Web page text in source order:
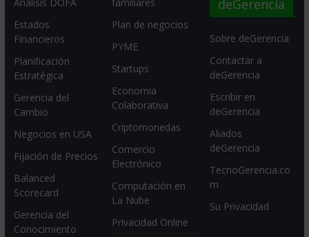
Estados
Financieros
Planificación
Estratégica
Gerencia del
Cambio
Negocios en USA
Fijación de Precios
Balanced
Scorecard
Gerencia del
Conocimiento
Plan de negocios
PYME
Startups
Economia
Colaborativa
Criptomonedas
Comercio
Electrónico
Computación en
La Nube
Privacidad Online
deGerencia
Sobre deGerencia
Contactar a
deGerencia
Escribir en
deGerencia
Aliados
deGerencia
TecnoGerencia.co
m
Su Privacidad